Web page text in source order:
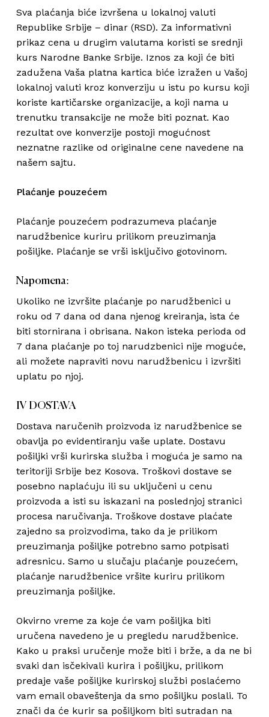
Sva plaćanja biće izvršena u lokalnoj valuti
Republike Srbije – dinar (RSD). Za informativni
prikaz cena u drugim valutama koristi se srednji
kurs Narodne Banke Srbije. Iznos za koji će biti
zadužena Vaša platna kartica biće izražen u Vašoj
lokalnoj valuti kroz konverziju u istu po kursu koji
koriste kartičarske organizacije, a koji nama u
trenutku transakcije ne može biti poznat. Kao
rezultat ove konverzije postoji mogućnost
neznatne razlike od originalne cene navedene na
našem sajtu.
Plaćanje pouzećem
Plaćanje pouzećem podrazumeva plaćanje
narudžbenice kuriru prilikom preuzimanja
pošiljke. Plaćanje se vrši isključivo gotovinom.
Napomena:
Ukoliko ne izvršite plaćanje po narudžbenici u
roku od 7 dana od dana njenog kreiranja, ista će
biti stornirana i obrisana. Nakon isteka perioda od
7 dana plaćanje po toj narudzbenici nije moguće,
ali možete napraviti novu narudžbenicu i izvršiti
uplatu po njoj.
IV DOSTAVA
Dostava naručenih proizvoda iz narudžbenice se
obavlja po evidentiranju vaše uplate. Dostavu
pošiljki vrši kurirska služba i moguća je samo na
teritoriji Srbije bez Kosova. Troškovi dostave se
posebno naplaćuju ili su uključeni u cenu
proizvoda a isti su iskazani na poslednjoj stranici
procesa naručivanja. Troškove dostave plaćate
zajedno sa proizvodima, tako da je prilikom
preuzimanja pošiljke potrebno samo potpisati
adresnicu. Samo u slučaju plaćanje pouzećem,
plaćanje narudžbenice vršite kuriru prilikom
preuzimanja pošiljke.
Okvirno vreme za koje će vam pošiljka biti
uručena navedeno je u pregledu narudžbenice.
Kako u praksi uručenje može biti i brže, a da ne bi
svaki dan isčekivali kurira i pošiljku, prilikom
predaje vaše pošiljke kurirskoj službi poslaćemo
vam email obaveštenja da smo pošiljku poslali. To
znači da će kurir sa pošiljkom biti sutradan na